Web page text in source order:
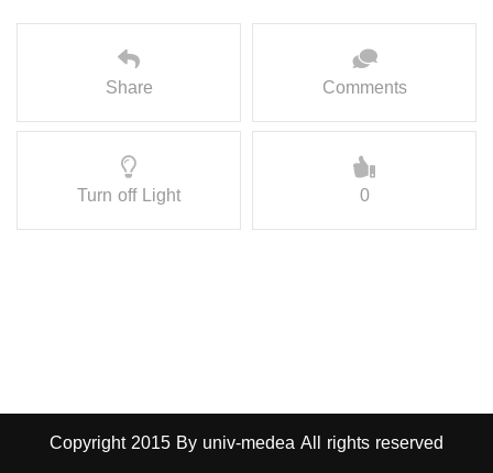
Comments
Share
0
Turn off Light
Copyright 2015 By univ-medea All rights reserved